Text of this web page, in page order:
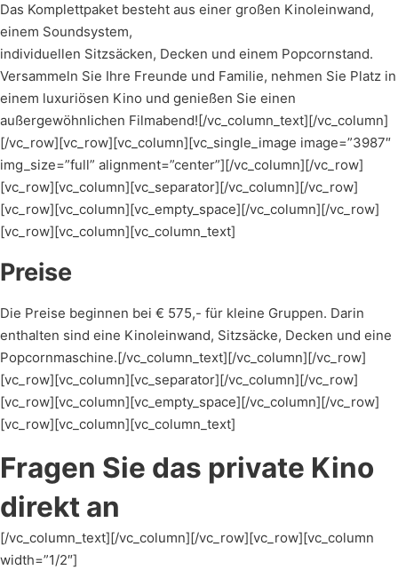
Das Komplettpaket besteht aus einer großen Kinoleinwand,
einem Soundsystem,
individuellen Sitzsäcken, Decken und einem Popcornstand.
Versammeln Sie Ihre Freunde und Familie, nehmen Sie Platz in
einem luxuriösen Kino und genießen Sie einen
außergewöhnlichen Filmabend![/vc_column_text][/vc_column]
[/vc_row][vc_row][vc_column][vc_single_image image=”3987″
img_size=”full” alignment=”center”][/vc_column][/vc_row]
[vc_row][vc_column][vc_separator][/vc_column][/vc_row]
[vc_row][vc_column][vc_empty_space][/vc_column][/vc_row]
[vc_row][vc_column][vc_column_text]
Preise
Die Preise beginnen bei € 575,- für kleine Gruppen. Darin
enthalten sind eine Kinoleinwand, Sitzsäcke, Decken und eine
Popcornmaschine.[/vc_column_text][/vc_column][/vc_row]
[vc_row][vc_column][vc_separator][/vc_column][/vc_row]
[vc_row][vc_column][vc_empty_space][/vc_column][/vc_row]
[vc_row][vc_column][vc_column_text]
Fragen Sie das private Kino
direkt an
[/vc_column_text][/vc_column][/vc_row][vc_row][vc_column
width=”1/2″]